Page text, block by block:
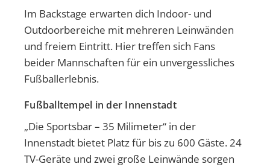
Im Backstage erwarten dich Indoor- und
Outdoorbereiche mit mehreren Leinwänden
und freiem Eintritt. Hier treffen sich Fans
beider Mannschaften für ein unvergessliches
Fußballerlebnis.
Fußballtempel in der Innenstadt
„Die Sportsbar – 35 Milimeter“ in der
Innenstadt bietet Platz für bis zu 600 Gäste. 24
TV-Geräte und zwei große Leinwände sorgen